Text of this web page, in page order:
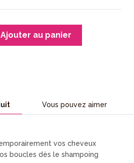
Ajouter au panier
Vous pouvez aimer
vos cheveux
boucles dès le shampoing